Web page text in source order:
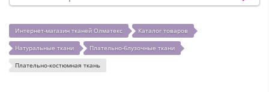
Интернет-магазин тканей Олматекс Каталог товаров
Натуральные ткани Плательно-блузочные ткани
Плательно-костюмная ткань